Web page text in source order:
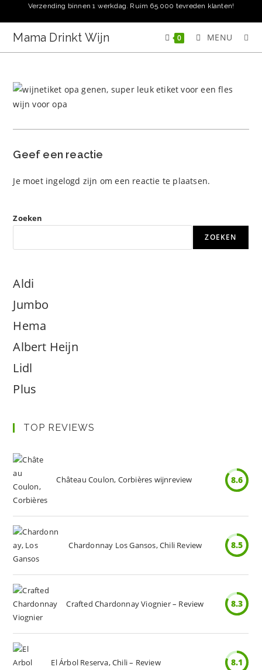
naar
inhoud
Verzending binnen 1 werkdag. Ruim 65.000 tevreden klanten!
Mama Drinkt Wijn 0 MENU
Geef een reactie
Je moet ingelogd zijn om een reactie te plaatsen.
Zoeken
ZOEKEN
Aldi
Jumbo
Hema
Albert Heijn
Lidl
Plus
TOP REVIEWS
Château Coulon, Corbières wijnreview 8.6
Chardonnay Los Gansos, Chili Review 8.5
Crafted Chardonnay Viognier – Review 8.3
El Árbol Reserva, Chili – Review 8.1